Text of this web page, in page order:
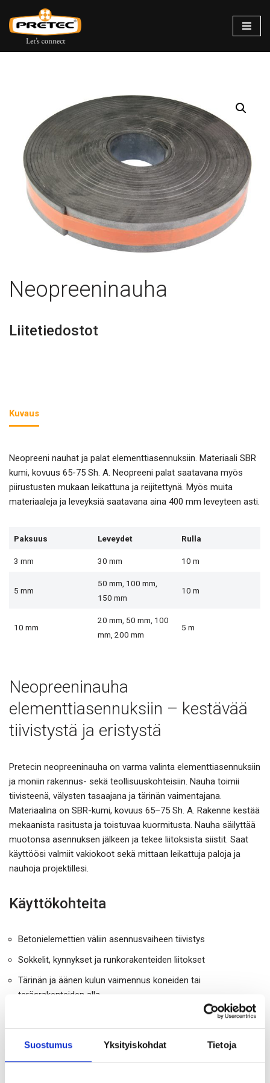
Suostumus Yksityiskohdat Tietoja
Siirry
suoraan
Neopreeninauha
Liitetiedostot
Kuvaus
Neopreeni nauhat ja palat elementtiasennuksiin. Materiaali SBR
kumi, kovuus 65-75 Sh. A. Neopreeni palat saatavana myös
piirustusten mukaan leikattuna ja reijitettynä. Myös muita
materiaaleja ja leveyksiä saatavana aina 400 mm leveyteen asti.
Paksuus Leveydet Rulla
3 mm 30 mm 10 m
5 mm
50 mm, 100 mm,
150 mm
10 m
10 mm
20 mm, 50 mm, 100
mm, 200 mm
5 m
Neopreeninauha
elementtiasennuksiin – kestävää
tiivistystä ja eristystä
Pretecin neopreeninauha on varma valinta elementtiasennuksiin
ja moniin rakennus- sekä teollisuuskohteisiin. Nauha toimii
tiivisteenä, välysten tasaajana ja tärinän vaimentajana.
Materiaalina on SBR-kumi, kovuus 65–75 Sh. A. Rakenne kestää
mekaanista rasitusta ja toistuvaa kuormitusta. Nauha säilyttää
muotonsa asennuksen jälkeen ja tekee liitoksista siistit. Saat
käyttöösi valmiit vakiokoot sekä mittaan leikattuja paloja ja
nauhoja projektillesi.
Käyttökohteita
Betonielemettien väliin asennusvaiheen tiivistys
Sokkelit, kynnykset ja runkorakenteiden liitokset
Tärinän ja äänen kulun vaimennus koneiden tai
teräsrakenteiden alla
Läpiviennit ja valukotelot, joissa tarvitaan joustavaa välyksen
tasausta
Materiaali ja laatu